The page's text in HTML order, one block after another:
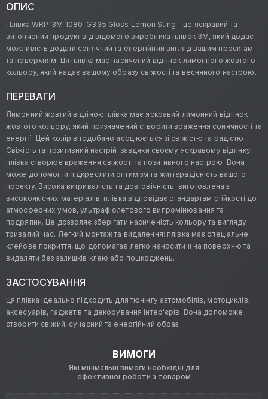
ОПИС
Плівка WRP-3M 1080-G335 Gloss Lemon Sting - це яскравий та
витончений продукт від відомого виробника плівок 3M, який додає
можливість додати сонячний та енергійний вигляд вашим проєктам
та поверхням. Ця плівка має насичений відтінок лимонного жовтого
кольору, який надає вашому образу свіжості та весняного настрою.
ПЕРЕВАГИ
Лимонний жовтий відтінок: плівка має яскравий лимонний відтінок
жовтого кольору, який призначений створити враження сонячності та
енергії. Цей колір вподобано асоціюється зі свіжістю та радістю.
Свіжість та позитивний настрій: завдяки своєму яскравому відтінку,
плівка створює враження свіжості та позитивного настрою. Вона
може допомогти підкреслити оптимізм та життєрадісність вашого
проєкту. Висока витривалість та довговічність: виготовлена з
високоякісних матеріалів, плівка відповідає стандартам стійкості до
атмосферних умов, ультрафіолетового випромінювання та
подряпин. Це дозволяє зберігати насиченість кольору та вигляду
тривалий час. Легкий монтаж та видалення: плівка має спеціальне
клейове покриття, що допомагає легко наносити її на поверхню та
видаляти без залишків клею або пошкоджень.
ЗАСТОСУВАННЯ
Ця плівка ідеально підходить для тюнінгу автомобілів, мотоциклів,
аксесуарів, гаджетів та декорування інтер'єрів. Вона допоможе
створити свіжий, сучасний та енергійний образ.
ВИМОГИ
Які мінімальні вимоги необхідні для
ефективної роботи з товаром